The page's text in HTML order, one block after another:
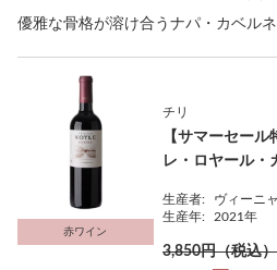
優雅な骨格が溶け合うナパ・カベルネ
赤ワイン
チリ
【サマーセー
レ・ロヤール・
生産者:
ヴィーニ
生産年:
2021年
3,850円（税込）